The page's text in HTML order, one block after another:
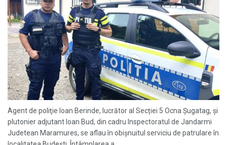
Agent de poliţie Ioan Berinde, lucrător al Secției 5 Ocna Șugatag, și
plutonier adjutant Ioan Bud, din cadru Inspectoratul de Jandarmi
Judetean Maramures, se aflau în obișnuitul serviciu de patrulare în